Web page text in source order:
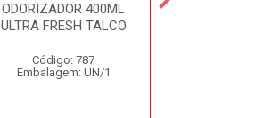
ODORIZADOR 400ML
ULTRA FRESH TALCO
Código: 787
Embalagem: UN/1